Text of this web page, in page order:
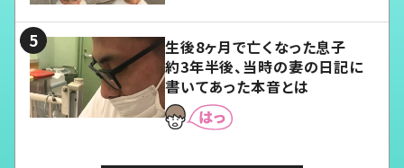
生後8ヶ月で亡くなった息子
約3年半後、当時の妻の日記に
書いてあった本音とは